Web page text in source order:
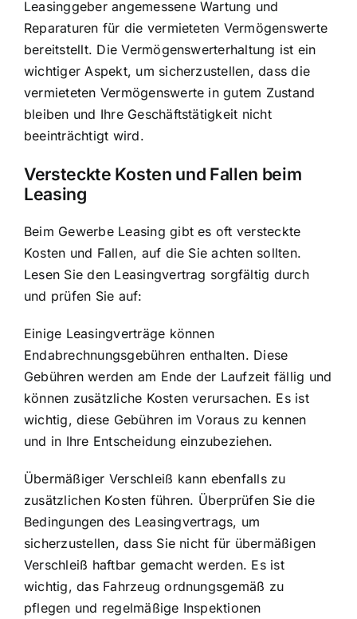
Leasinggeber angemessene Wartung und
Reparaturen für die vermieteten Vermögenswerte
bereitstellt. Die Vermögenswerterhaltung ist ein
wichtiger Aspekt, um sicherzustellen, dass die
vermieteten Vermögenswerte in gutem Zustand
bleiben und Ihre Geschäftstätigkeit nicht
beeinträchtigt wird.
Versteckte Kosten und Fallen beim
Leasing
Beim Gewerbe Leasing gibt es oft versteckte
Kosten und Fallen, auf die Sie achten sollten.
Lesen Sie den Leasingvertrag sorgfältig durch
und prüfen Sie auf:
Einige Leasingverträge können
Endabrechnungsgebühren enthalten. Diese
Gebühren werden am Ende der Laufzeit fällig und
können zusätzliche Kosten verursachen. Es ist
wichtig, diese Gebühren im Voraus zu kennen
und in Ihre Entscheidung einzubeziehen.
Übermäßiger Verschleiß kann ebenfalls zu
zusätzlichen Kosten führen. Überprüfen Sie die
Bedingungen des Leasingvertrags, um
sicherzustellen, dass Sie nicht für übermäßigen
Verschleiß haftbar gemacht werden. Es ist
wichtig, das Fahrzeug ordnungsgemäß zu
pflegen und regelmäßige Inspektionen